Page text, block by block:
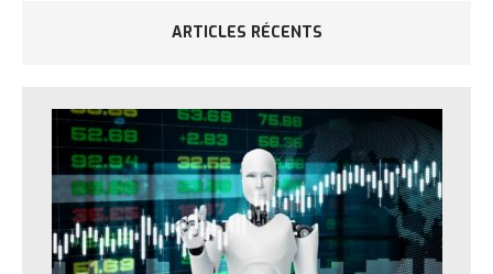
ARTICLES RÉCENTS